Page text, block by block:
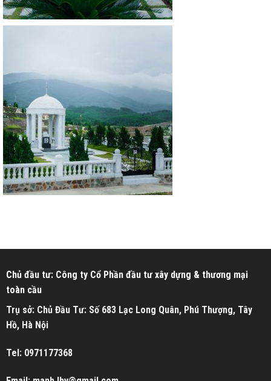
Chủ đầu tư: Công ty Cổ Phần đầu tư xây dựng & thương mại
toàn cầu
Trụ sở: Chủ Đầu Tư: Số 683 Lạc Long Quân, Phú Thượng, Tây
Hồ, Hà Nội
Tel: 0971177368